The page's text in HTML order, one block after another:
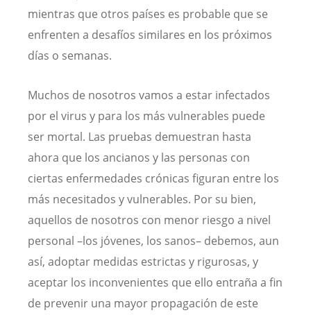
mientras que otros países es probable que se
enfrenten a desafíos similares en los próximos
días o semanas.
Muchos de nosotros vamos a estar infectados
por el virus y para los más vulnerables puede
ser mortal. Las pruebas demuestran hasta
ahora que los ancianos y las personas con
ciertas enfermedades crónicas figuran entre los
más necesitados y vulnerables. Por su bien,
aquellos de nosotros con menor riesgo a nivel
personal –los jóvenes, los sanos– debemos, aun
así, adoptar medidas estrictas y rigurosas, y
aceptar los inconvenientes que ello entraña a fin
de prevenir una mayor propagación de este